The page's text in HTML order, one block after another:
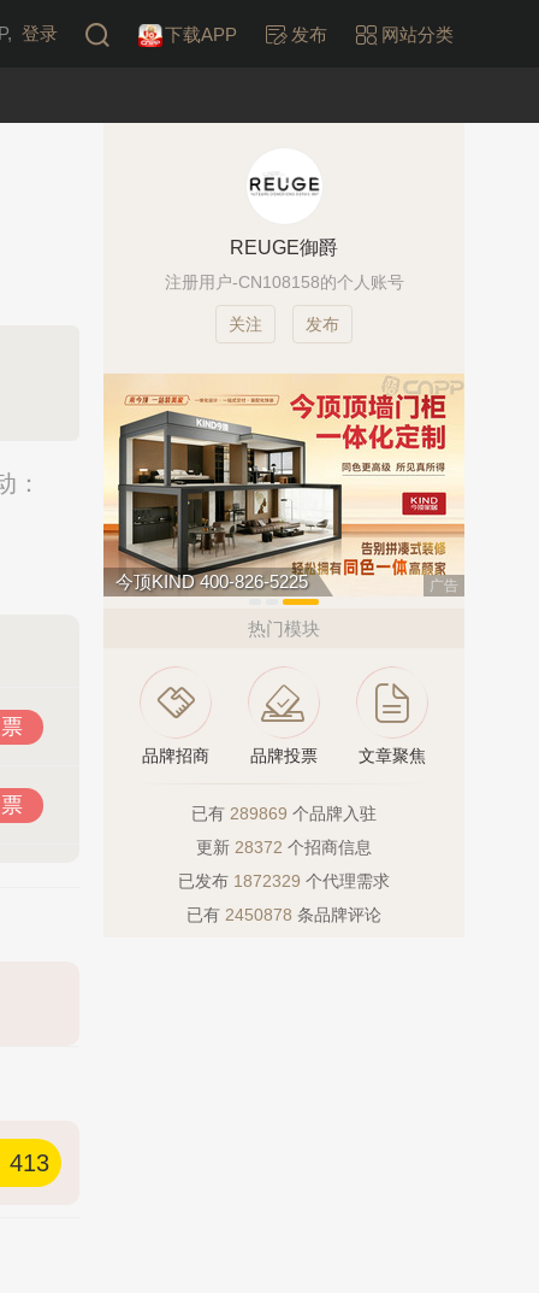
登录 下载APP 发布 网站分类
：
413
REUGE御爵
注册用户-CN108158的个人账号
发布
今顶KIND 400-826-5225 广告
热门模块
品牌招商 品牌投票 文章聚焦
已有 289869 个品牌入驻
更新 28372 个招商信息
已发布 1872329 个代理需求
已有 2450878 条品牌评论